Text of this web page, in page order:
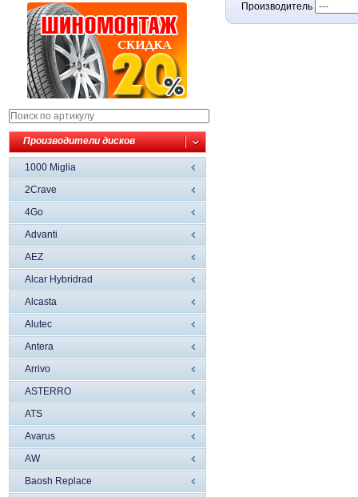
Производители дисков
1000 Miglia
2Crave
4Go
Advanti
AEZ
Alcar Hybridrad
Alcasta
Alutec
Antera
Arrivo
ASTERRO
ATS
Avarus
AW
Baosh Replace
Производитель